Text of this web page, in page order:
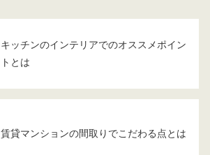
キッチンのインテリアでのオススメポイン
トとは
賃貸マンションの間取りでこだわる点とは